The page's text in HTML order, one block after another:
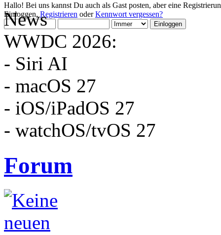
Hallo! Bei uns kannst Du auch als Gast posten, aber eine
Einloggen, Registrieren oderKennwort vergessen?
News
WWDC 2026:
- Siri AI
- macOS 27
- iOS/iPadOS 27
- watchOS/tvOS 27
Forum